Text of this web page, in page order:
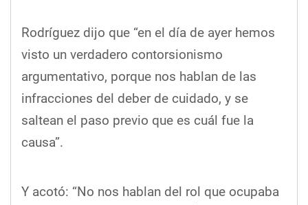
Rodríguez dijo que “en el día de ayer hemos
visto un verdadero contorsionismo
argumentativo, porque nos hablan de las
infracciones del deber de cuidado, y se
saltean el paso previo que es cuál fue la
causa”.
Y acotó: “No nos hablan del rol que ocupaba